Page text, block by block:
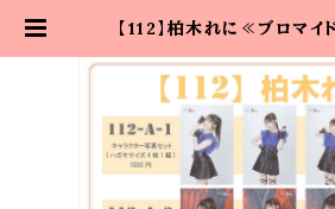
【112】柏木れに≪ブロマイ
ー Crossbreed